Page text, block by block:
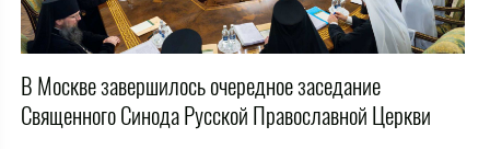
В Москве завершилось очередное заседание
Священного Синода Русской Православной Церкви